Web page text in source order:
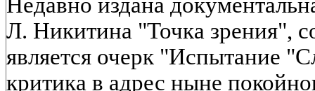
Л. Никитина "Точка зрения",
является очерк "Испытание
критика в адрес ныне